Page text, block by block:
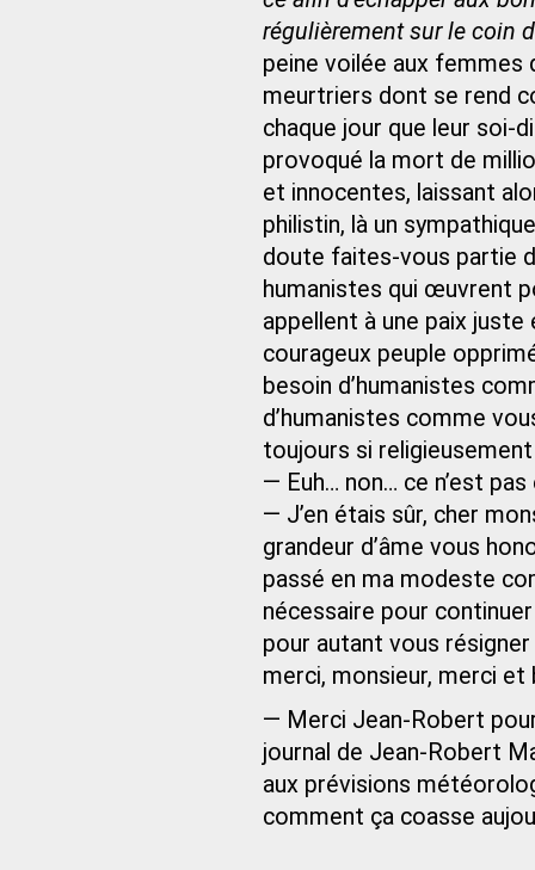
régulièrement sur le coin
peine voilée aux femmes
meurtriers dont se rend
chaque jour que leur
provoqué la mort de
et innocentes, laissant
philistin, là un
doute faites‑vous partie
humanistes qui œuvrent
appellent à une paix
courageux peuple
besoin d’humanistes
d’humanistes comme
toujours si
— Euh… non… ce n’est
— J’en étais sûr, cher
grandeur d’âme vous
passé en ma modeste
nécessaire pour
pour autant vous
merci, monsieur, merci
— Merci Jean-Robert
journal de Jean‑Robert
aux prévisions
comment ça coasse